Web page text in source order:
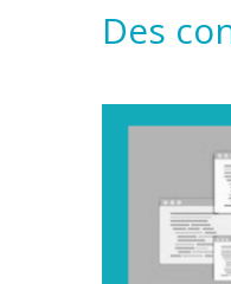
Des